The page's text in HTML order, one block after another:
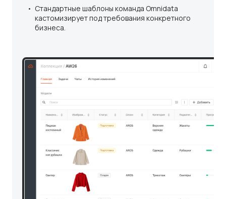
Стандартные шаблоны команда Omnidata
кастомизирует под требования конкретного
бизнеса.